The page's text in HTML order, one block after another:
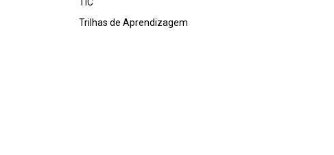
Trilhas de Aprendizagem